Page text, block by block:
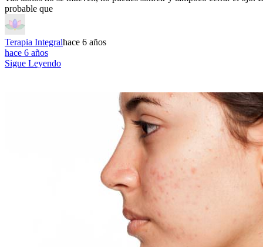
probable que
Terapia Integralhace 6 años
hace 6 años
Sigue Leyendo